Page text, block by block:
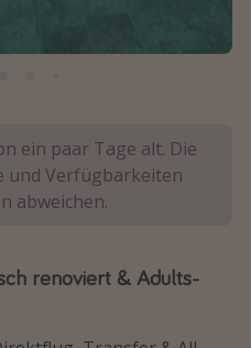
ein paar Tage alt. Die
und Verfügbarkeiten
abweichen.
renoviert & Adults-